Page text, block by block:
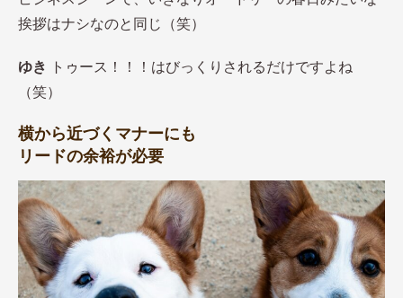
挨拶はナシなのと同じ（笑）
ゆき トゥース！！！はびっくりされるだけですよね
（笑）
横から近づくマナーにも
リードの余裕が必要